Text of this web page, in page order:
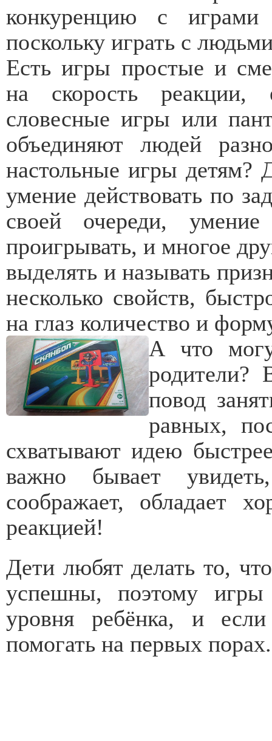
конкуренцию с играми
поскольку играть с
Есть игры простые и
на скорость реакции,
словесные игры или
объединяют людей
настольные игры
умение действовать по
своей очереди,
проигрывать, и многое
выделять и называть
несколько свойств,
на глаз количество и
А что
родители?
повод
равных,
схватывают идею
важно бывает
соображает, обладает
реакцией!
Дети любят делать то,
успешны, поэтому игры
уровня ребёнка, и
помогать на первых порах.